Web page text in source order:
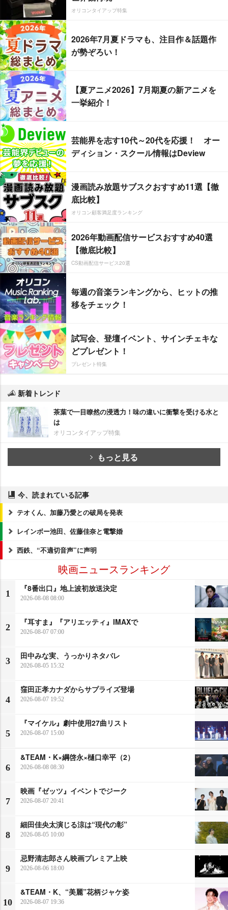
オリコンタイアップ特集
2026年7月夏ドラマも、注目作＆話題作
が勢ぞろい！
【夏アニメ2026】7月期夏の新アニメを
一挙紹介！
芸能界を志す10代～20代を応援！ オー
ディション・スクール情報はDeview
漫画読み放題サブスクおすすめ11選【徹
底比較】
オリコン顧客満足度ランキング
2026年動画配信サービスおすすめ40選
【徹底比較】
CS動画配信サービス20選
毎週の音楽ランキングから、ヒットの推
移をチェック！
試写会、登壇イベント、サインチェキな
どプレゼント！
プレゼント特集
新着トレンド
茶葉で一目瞭然の浸透力！味の違いに衝撃を受ける水と
は
オリコンタイアップ特集
もっと見る
今、読まれている記事
テオくん、加藤乃愛との破局を発表
レインボー池田、佐藤佳奈と電撃婚
西鉄、“不適切音声”に声明
映画ニュースランキング
1
『8番出口』地上波初放送決定
2026-08-08 08:00
2
『耳すま』『アリエッティ』IMAXで
2026-08-07 07:00
3
田中みな実、うっかりネタバレ
2026-08-05 15:32
4
窪田正孝カナダからサプライズ登場
2026-08-07 19:52
5
『マイケル』劇中使用27曲リスト
2026-08-07 15:00
6
&TEAM・K×綱啓永×樋口幸平（2）
2026-08-08 08:30
7
映画『ゼッツ』イベントでジーク
2026-08-07 20:41
8
細田佳央太演じる涼は“現代の彰”
2026-08-05 10:00
9
忌野清志郎さん映画プレミア上映
2026-08-06 18:00
10
&TEAM・K、“美麗”花柄ジャケ姿
2026-08-07 19:36